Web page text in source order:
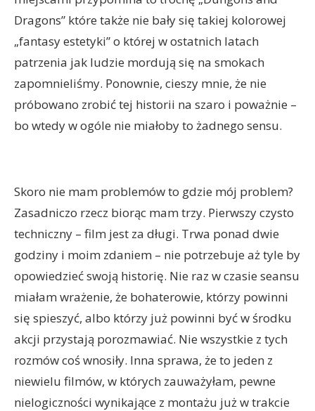
Dragons” które także nie bały się takiej kolorowej
„fantasy estetyki” o której w ostatnich latach
patrzenia jak ludzie mordują się na smokach
zapomnieliśmy. Ponownie, cieszy mnie, że nie
próbowano zrobić tej historii na szaro i poważnie –
bo wtedy w ogóle nie miałoby to żadnego sensu.
Skoro nie mam problemów to gdzie mój problem?
Zasadniczo rzecz biorąc mam trzy. Pierwszy czysto
techniczny – film jest za długi. Trwa ponad dwie
godziny i moim zdaniem – nie potrzebuje aż tyle by
opowiedzieć swoją historię. Nie raz w czasie seansu
miałam wrażenie, że bohaterowie, którzy powinni
się spieszyć, albo którzy już powinni być w środku
akcji przystają porozmawiać. Nie wszystkie z tych
rozmów coś wnosiły. Inna sprawa, że to jeden z
niewielu filmów, w których zauważyłam, pewne
nielogiczności wynikające z montażu już w trakcie